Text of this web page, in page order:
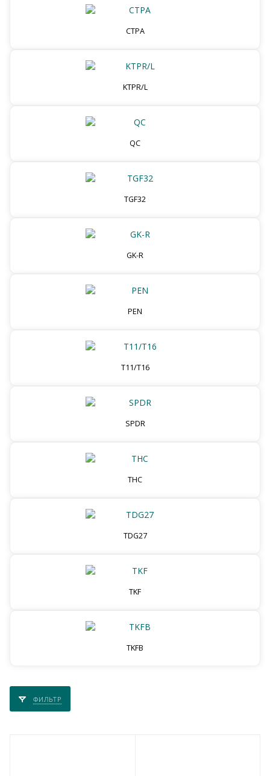
CTPA
KTPR/L
QC
TGF32
GK-R
PEN
T11/T16
SPDR
THC
TDG27
TKF
TKFB
ФИЛЬТР